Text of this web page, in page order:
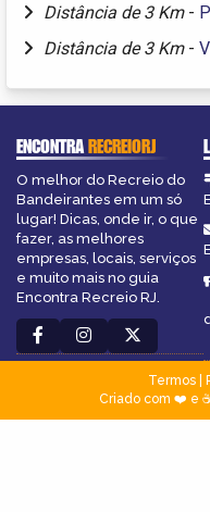
Distância de 3 Km -
Distância de 3 Km -
ENCONTRARECREIORJ
O melhor do Recreio do
Bandeirantes em um só
lugar! Dicas, onde ir, o que
fazer, as melhores
empresas, locais, serviços
e muito mais no guia
Encontra Recreio RJ.
Termos|
Criado com ❤️ e